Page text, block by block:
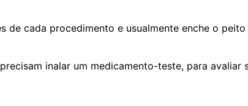
de cada procedimento e usualmente enche o
inalar um medicamento-teste, para